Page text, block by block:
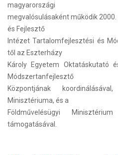
magyarországi
megvalósulásaként működik
és Fejlesztő
Intézet Tartalomfejlesztési és
től az Eszterházy
Károly Egyetem Oktatáskutató
Módszertanfejlesztő
Központjának
Minisztériuma, és a
Földművelésügyi
támogatásával.